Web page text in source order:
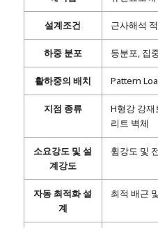
설계조건 근사해석
하중 분포 등분포, 집
활하중의 배치 Pattern
지점 종류
H형강 강재
리트 벽체
소요강도 및 설
계강도
휨강도 및
자동 최적화 설
계
최적 배근